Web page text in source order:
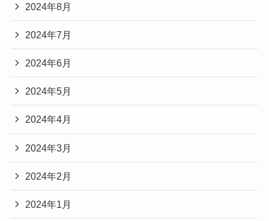
2024年8月
2024年7月
2024年6月
2024年5月
2024年4月
2024年3月
2024年2月
2024年1月